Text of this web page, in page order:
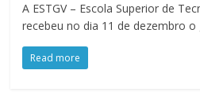
A ESTGV – Escola Superior de
recebeu no dia 11 de dezembro o
Read more